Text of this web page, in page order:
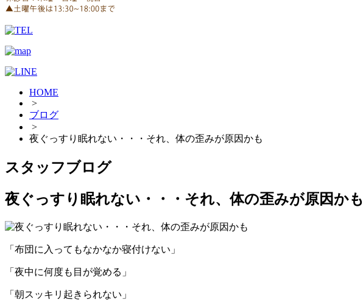
HOME
>
ブログ
>
夜ぐっすり眠れない・・・それ、体の歪みが原因かも
スタッフブログ
夜ぐっすり眠れない・・・それ、体の歪みが原因かも
「布団に入ってもなかなか寝付けない」
「夜中に何度も目が覚める」
「朝スッキリ起きられない」